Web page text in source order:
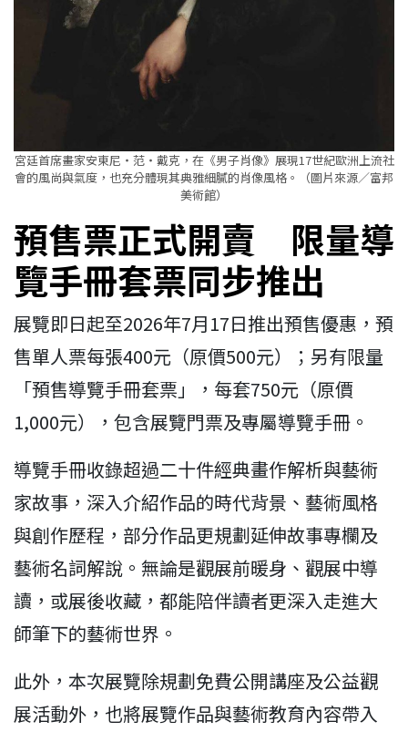
宮廷首席畫家安東尼・范・戴克，在《男子肖像》展現17世紀歐洲上流社
會的風尚與氣度，也充分體現其典雅細膩的肖像風格。（圖片來源／富邦
美術館）
預售票正式開賣 限量導
覽手冊套票同步推出
展覽即日起至2026年7月17日推出預售優惠，預
售單人票每張400元（原價500元）；另有限量
「預售導覽手冊套票」，每套750元（原價
1,000元），包含展覽門票及專屬導覽手冊。
導覽手冊收錄超過二十件經典畫作解析與藝術
家故事，深入介紹作品的時代背景、藝術風格
與創作歷程，部分作品更規劃延伸故事專欄及
藝術名詞解說。無論是觀展前暖身、觀展中導
讀，或展後收藏，都能陪伴讀者更深入走進大
師筆下的藝術世界。
此外，本次展覽除規劃免費公開講座及公益觀
展活動外，也將展覽作品與藝術教育內容帶入